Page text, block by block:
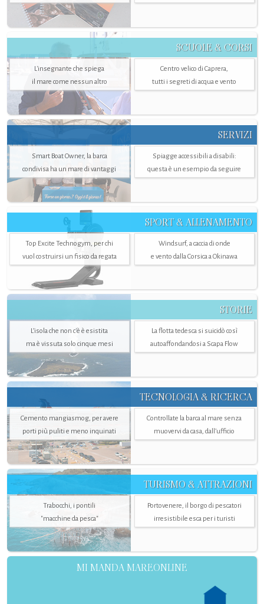
SCUOLE & CORSI
L'insegnante che spiega
il mare come nessun altro
Centro velico di Caprera,
tutti i segreti di acqua e vento
SERVIZI
Smart Boat Owner, la barca
condivisa ha un mare di vantaggi
Spiagge accessibili a disabili:
questa è un esempio da seguire
SPORT & ALLENAMENTO
Top Excite Technogym, per chi
vuol costruirsi un fisico da regata
Windsurf, a caccia di onde
e vento dalla Corsica a Okinawa
STORIE
L’isola che non c'è è esistita
ma è vissuta solo cinque mesi
La flotta tedesca si suicidò così
autoaffondandosi a Scapa Flow
TECNOLOGIA & RICERCA
Cemento mangiasmog, per avere
porti più puliti e meno inquinati
Controllate la barca al mare senza
muovervi da casa, dall’ufficio
TURISMO & ATTRAZIONI
Trabocchi, i pontili
"macchine da pesca"
Portovenere, il borgo di pescatori
irresistibile esca per i turisti
MI MANDA MAREONLINE